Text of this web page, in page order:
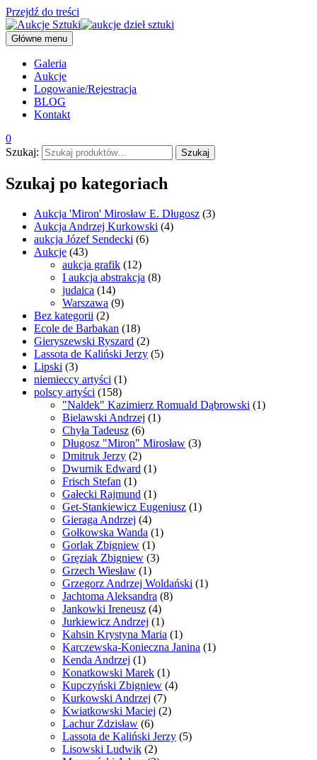
Przejdź do treści
Główne menu
Galeria
Aukcje
Logowanie/Rejestracja
BLOG
Kontakt
0
Szukaj:
Szukaj
Szukaj po kategoriach
Aukcja 'Miron' Mirosław E. Długosz (3)
Aukcja Andrzej Kurkowski (4)
aukcja Józef Sendecki (6)
Aukcje (43)
aukcja grafik (12)
I aukcja abstrakcja (8)
judaica (14)
Warszawa (9)
Bez kategorii (2)
Ecole de Barbakan (18)
Gieryszewski Ryszard (2)
Lassota de Kaliński Jerzy (5)
Lipski (3)
niemieccy artyści (1)
polscy artyści (158)
"Naldek" Kazimierz Romuald Dąbrowski (1)
Bielawski Andrzej (1)
Chyła Tadeusz (6)
Długosz "Miron" Mirosław (3)
Dmitruk Jerzy (2)
Dwurnik Edward (1)
Frisch Stefan (1)
Gałecki Rajmund (1)
Get-Stankiewicz Eugeniusz (1)
Gieraga Andrzej (4)
Gołkowska Wanda (1)
Gorlak Zbigniew (1)
Gręziak Zbigniew (3)
Grzech Wiesław (1)
Grzegorz Andrzej Woldański (1)
Jachtoma Aleksandra (8)
Jankowki Ireneusz (4)
Jurkiewicz Andrzej (1)
Kahsin Krystyna Maria (1)
Karczewska-Konieczna Janina (1)
Kenda Andrzej (1)
Konatkowski Marek (1)
Kupczyński Zbigniew (4)
Kurkowski Andrzej (7)
Kwiatkowski Maciej (2)
Lachur Zdzisław (6)
Lassota de Kaliński Jerzy (5)
Lisowski Ludwik (2)